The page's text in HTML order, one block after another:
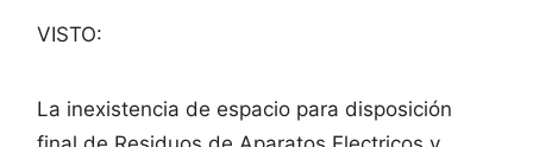
VISTO:
La inexistencia de espacio para disposición